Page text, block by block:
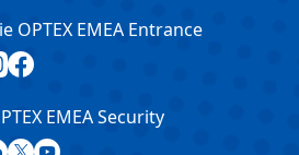
OPTEX EMEA Entrance
EMEA Security